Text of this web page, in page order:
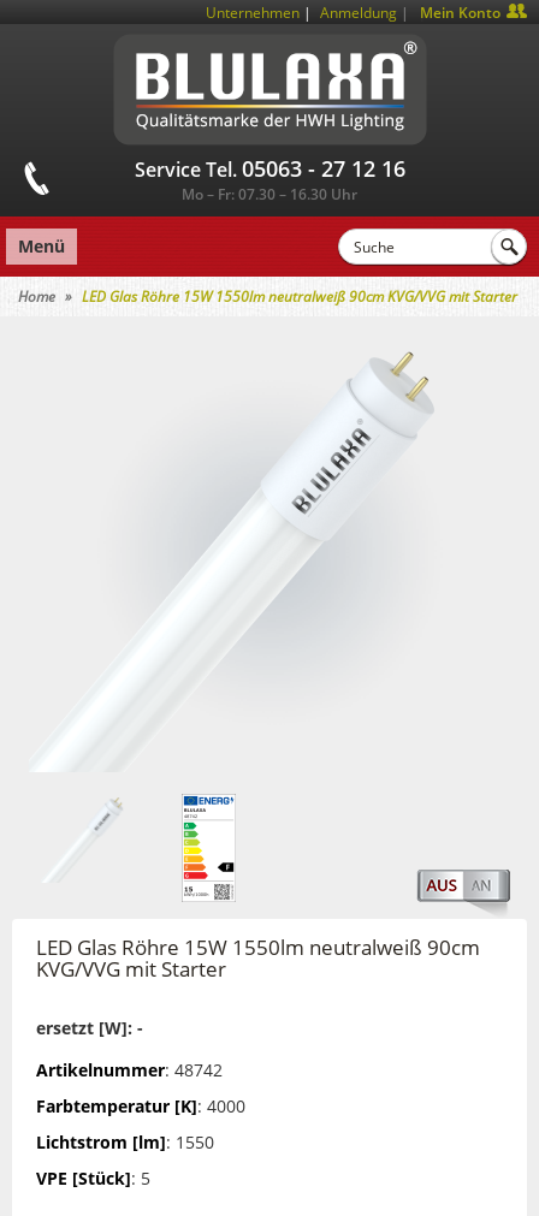
Unternehmen Anmeldung |
Mein Konto
Service Tel. 05063 - 27 12 16
Mo – Fr: 07.30 – 16.30 Uhr
Menü
Home LED Glas Röhre 15W 1550lm neutralweiß 90cm KVG/VVG mit Starter
LED Glas Röhre 15W 1550lm neutralweiß 90cm
KVG/VVG mit Starter
ersetzt [W]: -
Artikelnummer: 48742
Farbtemperatur [K]: 4000
Lichtstrom [lm]: 1550
VPE [Stück]: 5